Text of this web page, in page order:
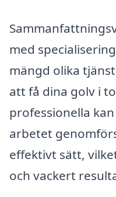
med
mängd olika
att få dina golv i
professionella
arbetet
effektivt sätt,
och vackert